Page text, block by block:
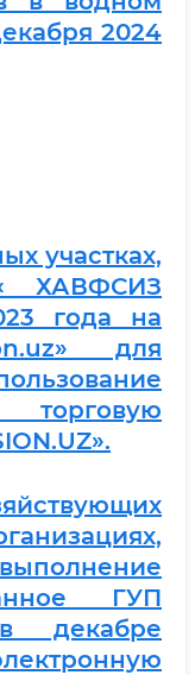
2024
участках,
ХАВФСИЗ
года на
для
торговую
ГУП
декабре